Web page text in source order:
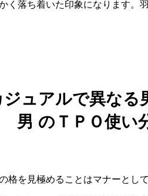
く落ち着いた印象になります。
ュアルで異なる
男 のＴＰＯ使い
格を見極めることはマナーとし